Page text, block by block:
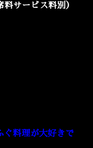
サービス料別）
ぐ料理が大好きで